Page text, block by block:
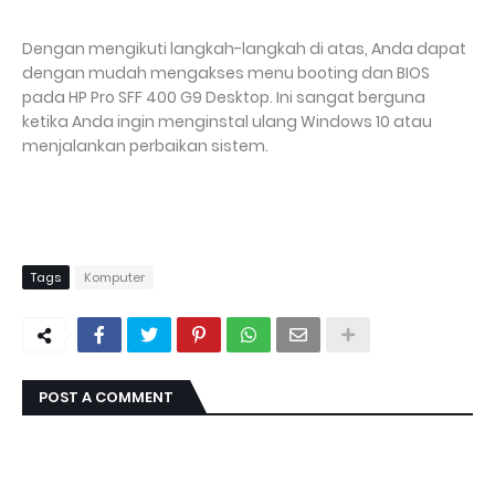
Dengan mengikuti langkah-langkah di atas, Anda dapat
dengan mudah mengakses menu booting dan BIOS
pada HP Pro SFF 400 G9 Desktop. Ini sangat berguna
ketika Anda ingin menginstal ulang Windows 10 atau
menjalankan perbaikan sistem.
Tags Komputer
POST A COMMENT